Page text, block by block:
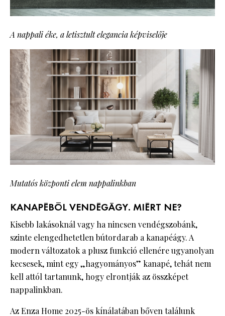
A nappali éke, a letisztult elegancia képviselője
Mutatós központi elem nappalinkban
KANAPÉBÓL VENDÉGÁGY. MIÉRT NE?
Kisebb lakásoknál vagy ha nincsen vendégszobánk,
szinte elengedhetetlen bútordarab a kanapéágy. A
modern változatok a plusz funkció ellenére ugyanolyan
kecsesek, mint egy „hagyományos” kanapé, tehát nem
kell attól tartanunk, hogy elrontják az összképet
nappalinkban.
Az Enza Home 2025-ös kínálatában bőven találunk